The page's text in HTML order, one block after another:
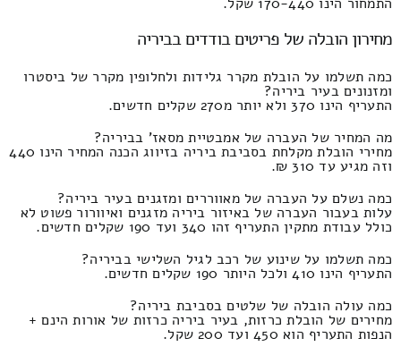
מחירון הובלה של פריטים בודדים בביריה
כמה תשלמו על הובלת מקרר גלידות ולחלופין מקרר של ביסטרו
ומזנונים בעיר ביריה?
התעריף הינו 370 ולא יותר מ270 שקלים חדשים.
מה המחיר של העברה של אמבטיית מסאז' בביריה?
מחירי הובלת מקלחת בסביבת ביריה בזיווג הכנה המחיר הינו 440
וזה מגיע עד 310 ₪.
כמה נשלם על העברה של מאווררים ומזגנים בעיר ביריה?
עלות בעבור העברה של באיזור ביריה מזגנים ואיוורור פשוט לא
כולל עבודת מתקין התעריף זהו 340 ועד 190 שקלים חדשים.
כמה תשלמו על שינוע של רכב לגיל השלישי בביריה?
התעריף הינו 410 ולכל היותר 190 שקלים חדשים.
כמה עולה הובלה של שלטים בסביבת ביריה?
מחירים של הובלת כרזות, בעיר ביריה כרזות של אורות הינם +
הנפות התעריף הוא 450 ועד 200 שקל.